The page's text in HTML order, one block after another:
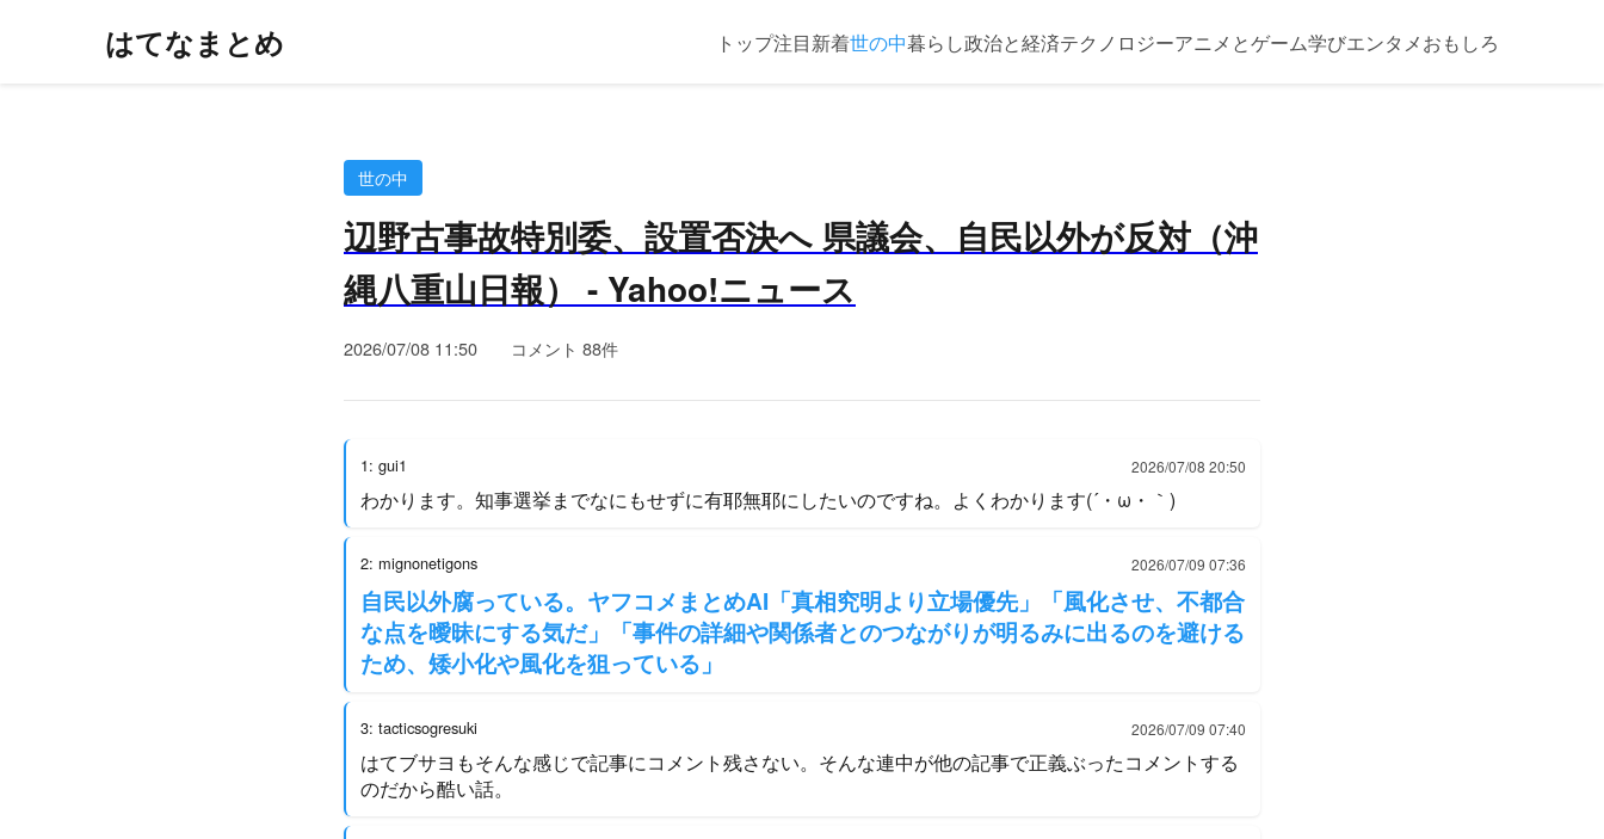
はてなまとめ トップ注目新着世の中暮らし政治と経済テクノロジーアニメとゲーム学びエンタメおもしろ
世の中
辺野古事故特別委、設置否決へ 県議会、自民以外が反対（沖
縄八重山日報） - Yahoo!ニュース
2026/07/08 11:50 コメント 88件
1: gui1 2026/07/08 20:50
わかります。知事選挙までなにもせずに有耶無耶にしたいのですね。よくわかります(´・ω・｀)
2: mignonetigons 2026/07/09 07:36
自民以外腐っている。ヤフコメまとめAI「真相究明より立場優先」「風化させ、不都合
な点を曖昧にする気だ」「事件の詳細や関係者とのつながりが明るみに出るのを避ける
ため、矮小化や風化を狙っている」
3: tacticsogresuki 2026/07/09 07:40
はてブサヨもそんな感じで記事にコメント残さない。そんな連中が他の記事で正義ぶったコメントする
のだから酷い話。